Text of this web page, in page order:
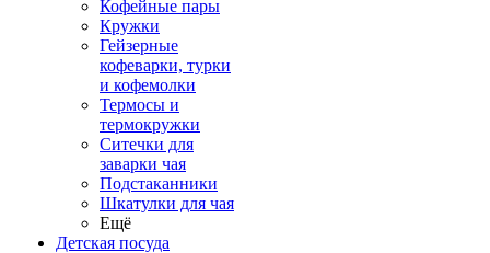
Кофейные пары
Кружки
Гейзерные
кофеварки, турки
и кофемолки
Термосы и
термокружки
Ситечки для
заварки чая
Подстаканники
Шкатулки для чая
Ещё
Детская посуда